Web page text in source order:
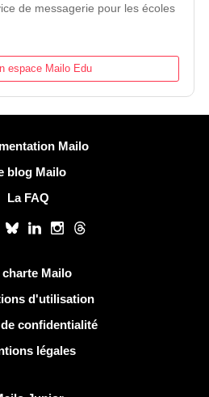
de messagerie pour les écoles
espace Mailo Edu
Mailo
blog Mailo
La FAQ
BlueskyLinkedInInstagram
Threads
charte Mailo
d'utilisation
confidentialité
légales